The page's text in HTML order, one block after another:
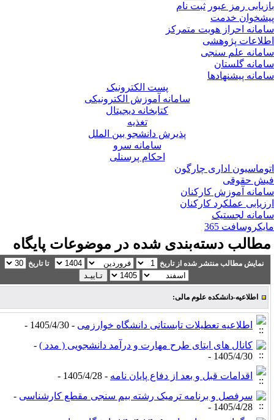
رمز عبور ثبت نام
خدمت
احراز هویت متمرکز
پژوهشی
علم سنجی
گلستان
پیشنهادها
پست الکترونیک
سامانه آموزش الکترونیکی
کتابخانه دیجیتال
تغذیه
پذیرش دانشجو بین الملل
سامانه سرو
احکام پرسنلی
اداری چارگون
حقوقی
آموزش کارکنان
عملکرد کارکنان
لجستیک
365
دسته‌بندی شده در موضوعات پایگاه
نمایش مطالب منتشر شده از تاریخ تا تاریخ
اطلاعیه-دانشکده علوم مالی:
اطلاعیه تعطیلات تابستانی دانشگاه خوارزمی- 1405/4/30 -
کانال های ایتای طرح مهارت و درآمد دانشجویی ( مدد ) -
1405/4/30 -
اقدامات قبل و بعد از دفاع پایان نامه- 1405/4/28 -
سرفصل و برنامه ترمیک رشته بیم سنجی مقطع کارشناسی-
1405/4/28 -